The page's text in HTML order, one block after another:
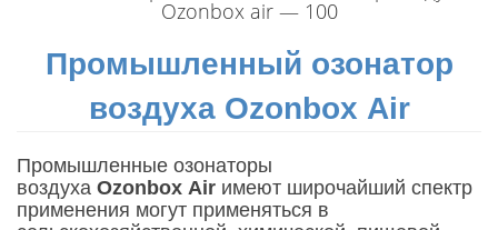
Ozonbox air — 100
Промышленный озонатор
воздуха Ozonbox Air
Промышленные озонаторы
воздуха Ozonbox Аir имеют широчайший спектр
применения могут применяться в